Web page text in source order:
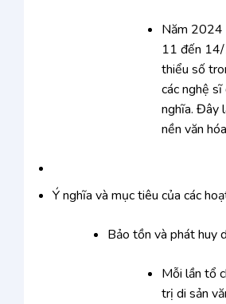
Năm 2024
11 đến 14/
thiểu số
các nghệ
nghĩa. Đây
nền văn
Ý nghĩa và mục tiêu của các
Bảo tồn và phát huy
Mỗi lần tổ
trị di sản